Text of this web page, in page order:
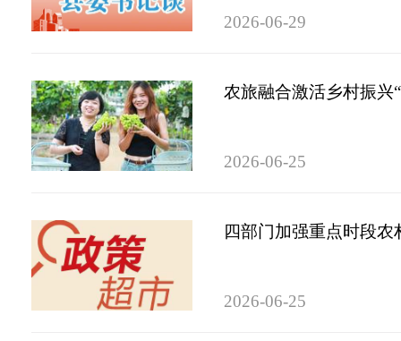
2026-06-29
农旅融合激活乡村振兴
2026-06-25
四部门加强重点时段
2026-06-25